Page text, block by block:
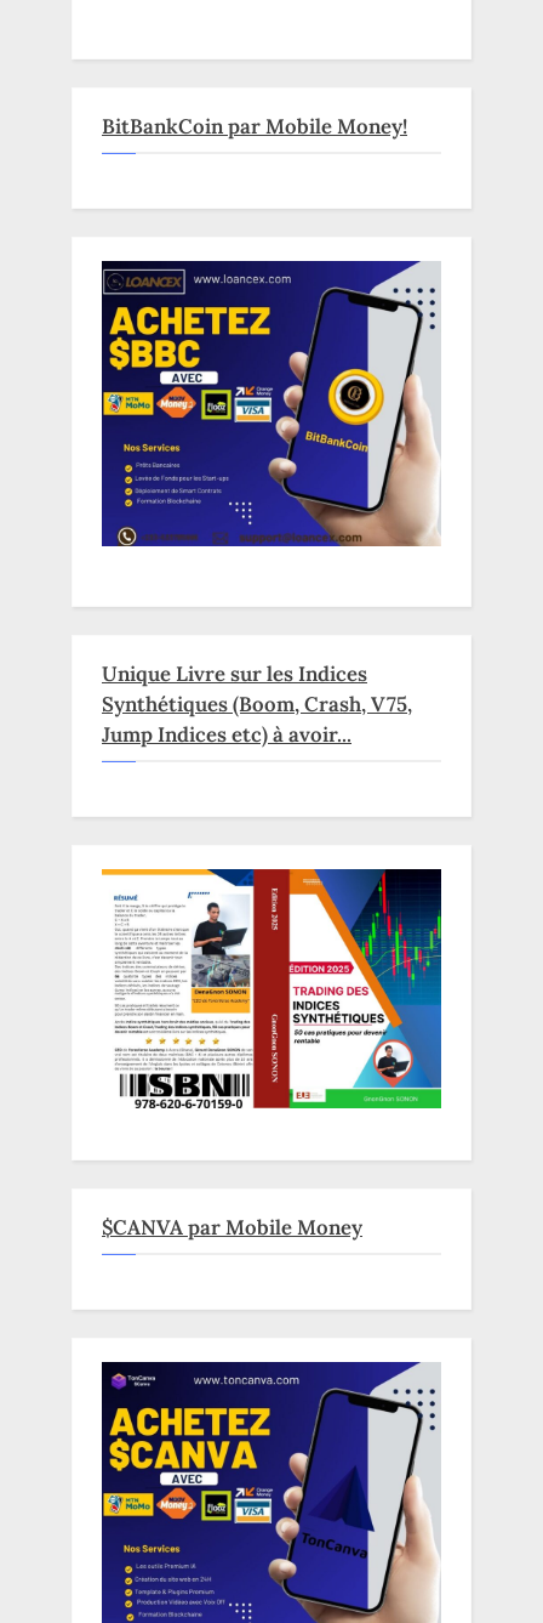
BitBankCoin par Mobile Money!
Unique Livre sur les Indices
Synthétiques (Boom, Crash, V75,
Jump Indices etc) à avoir...
$CANVA par Mobile Money